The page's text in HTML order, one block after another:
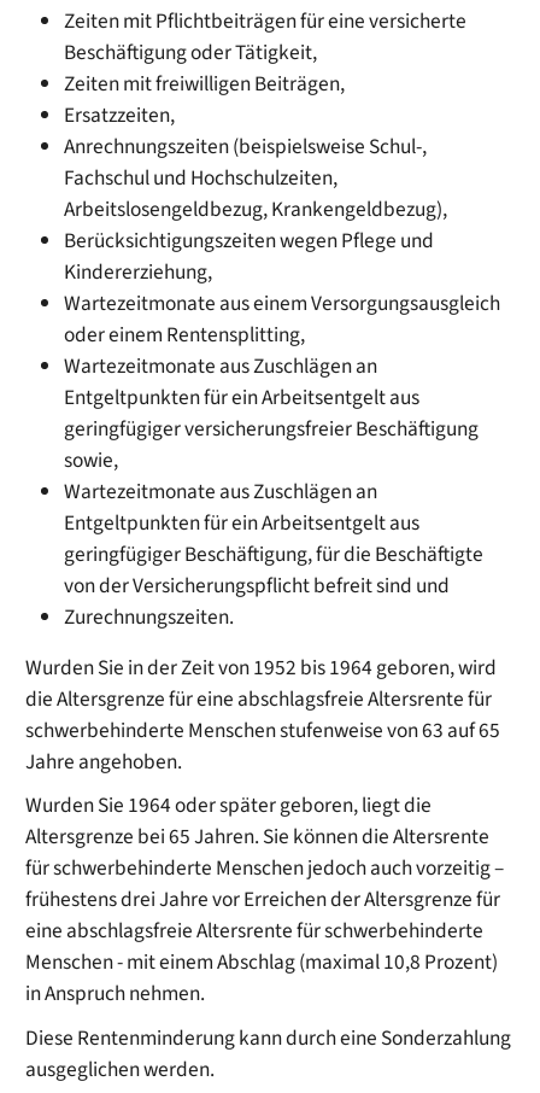
Zeiten mit Pflichtbeiträgen für eine versicherte
Beschäftigung oder Tätigkeit,
Zeiten mit freiwilligen Beiträgen,
Ersatzzeiten,
Anrechnungszeiten (beispielsweise Schul-,
Fachschul und Hochschulzeiten,
Arbeitslosengeldbezug, Krankengeldbezug),
Berücksichtigungszeiten wegen Pflege und
Kindererziehung,
Wartezeitmonate aus einem Versorgungsausgleich
oder einem Rentensplitting,
Wartezeitmonate aus Zuschlägen an
Entgeltpunkten für ein Arbeitsentgelt aus
geringfügiger versicherungsfreier Beschäftigung
sowie,
Wartezeitmonate aus Zuschlägen an
Entgeltpunkten für ein Arbeitsentgelt aus
geringfügiger Beschäftigung, für die Beschäftigte
von der Versicherungspflicht befreit sind und
Zurechnungszeiten.
Wurden Sie in der Zeit von 1952 bis 1964 geboren, wird
die Altersgrenze für eine abschlagsfreie Altersrente für
schwerbehinderte Menschen stufenweise von 63 auf 65
Jahre angehoben.
Wurden Sie 1964 oder später geboren, liegt die
Altersgrenze bei 65 Jahren. Sie können die Altersrente
für schwerbehinderte Menschen jedoch auch vorzeitig –
frühestens drei Jahre vor Erreichen der Altersgrenze für
eine abschlagsfreie Altersrente für schwerbehinderte
Menschen - mit einem Abschlag (maximal 10,8 Prozent)
in Anspruch nehmen.
Diese Rentenminderung kann durch eine Sonderzahlung
ausgeglichen werden.